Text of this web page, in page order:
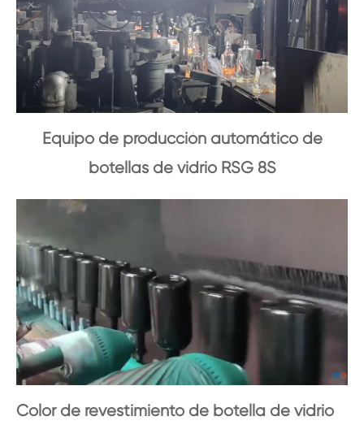
Equipo de producción automático de
botellas de vidrio RSG 8S
Color de revestimiento de botella de vidrio